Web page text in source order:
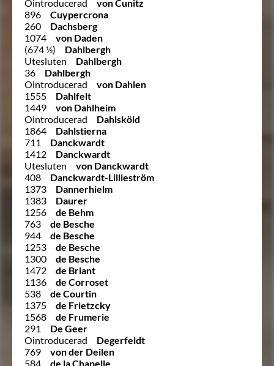
Ointroducerad
von Cunitz
896
Cuypercrona
260
Dachsberg
1074
von Daden
(674 ½)
Dahlbergh
Utesluten
Dahlbergh
36
Dahlbergh
Ointroducerad
von Dahlen
1555
Dahlfelt
1449
von Dahlheim
Ointroducerad
Dahlsköld
1864
Dahlstierna
711
Danckwardt
1412
Danckwardt
Utesluten
von Danckwardt
408
Danckwardt-Lillieström
1373
Dannerhielm
1383
Daurer
1256
de Behm
763
de Besche
944
de Besche
1253
de Besche
1300
de Besche
1472
de Briant
1136
de Corroset
538
de Courtin
1375
de Frietzcky
1568
de Frumerie
291
De Geer
Ointroducerad
Degerfeldt
769
von der Deilen
584
de la Chapelle